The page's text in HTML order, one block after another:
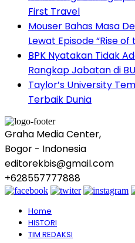
First Travel
Mouser Bahas Masa
Lewat Episode “Rise of
BPK Nyatakan Tidak
Rangkap Jabatan di
Taylor’s University
Terbaik Dunia
Graha Media Center,
Bogor - Indonesia
editorekbis@gmail.com
+628557777888
Home
HISTORI
TIM REDAKSI